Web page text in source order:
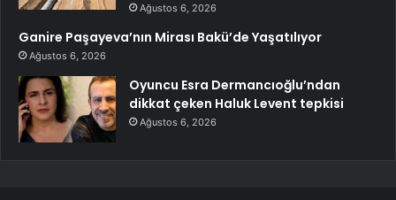
Ağustos 6, 2026
Ganire Paşayeva’nın Mirası Bakü’de Yaşatılıyor
Ağustos 6, 2026
Oyuncu Esra Dermancıoğlu’ndan
dikkat çeken Haluk Levent tepkisi
Ağustos 6, 2026